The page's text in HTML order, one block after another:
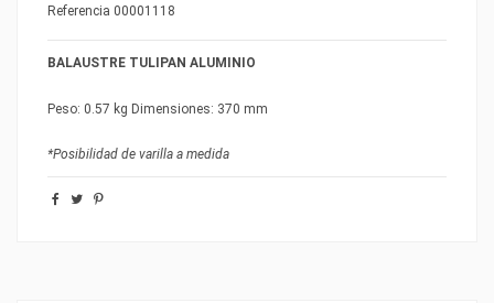
Referencia 00001118
BALAUSTRE TULIPAN ALUMINIO
Peso: 0.57 kg Dimensiones: 370 mm
*Posibilidad de varilla a medida